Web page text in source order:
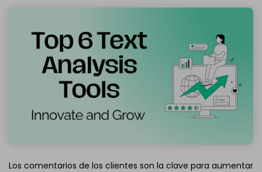
Los comentarios de los clientes son la clave para aumentar